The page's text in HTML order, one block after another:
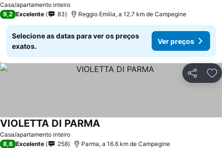
Casa/apartamento inteiro
9,2 Excelente 83 Reggio Emilia, a 12.7 km de Campegine
Selecione as datas para ver os preços
exatos.
Ver preços
Partilhar
Casa/apartamento inteiro
VIOLETTA DI PARMA
8,6 Excelente 258 Parma, a 16.6 km de Campegine